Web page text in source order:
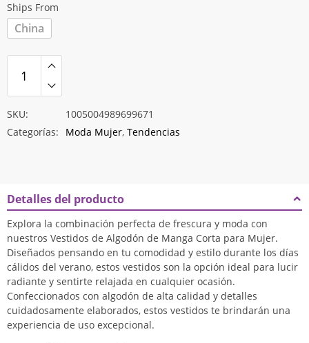
Ships From
China
SKU:
1005004989699671
Categorías:
Moda Mujer, Tendencias
Detalles del producto
Explora la combinación perfecta de frescura y moda con
nuestros Vestidos de Algodón de Manga Corta para Mujer.
Diseñados pensando en tu comodidad y estilo durante los días
cálidos del verano, estos vestidos son la opción ideal para lucir
radiante y sentirte relajada en cualquier ocasión.
Confeccionados con algodón de alta calidad y detalles
cuidadosamente elaborados, estos vestidos te brindarán una
experiencia de uso excepcional.